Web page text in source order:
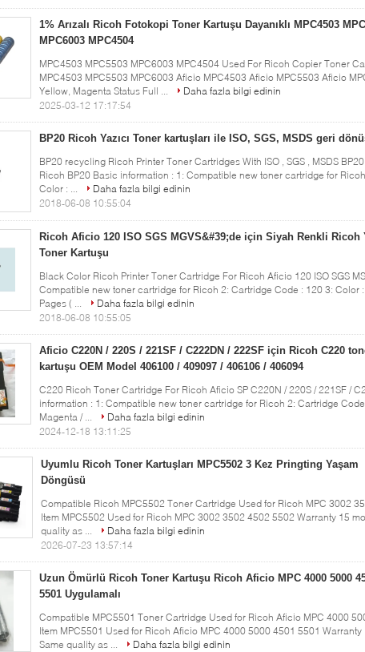
1% Arızalı Ricoh Fotokopi Toner Kartuşu Dayanıklı MPC4503
MPC6003 MPC4504
MPC4503 MPC5503 MPC6003 MPC4504 Used For Ricoh Copier Toner
MPC4503 MPC5503 MPC6003 Aficio MPC4503 Aficio MPC5503 Aficio
Yellow, Magenta Status Full ...
Daha fazla bilgi edinin
2025-03-12 17:17:54
BP20 Ricoh Yazıcı Toner kartuşları ile ISO, SGS, MSDS geri
BP20 recycling Ricoh Printer Toner Cartridges With ISO , SGS , MSDS
Ricoh BP20 Basic information : 1: Compatible new toner cartridge for
Color : ...
Daha fazla bilgi edinin
2018-06-08 10:55:04
Ricoh Aficio 120 ISO SGS MGVS&#39;de için Siyah Renkli Ricoh
Toner Kartuşu
Black Color​ Ricoh Printer Toner Cartridge For Ricoh Aficio 120 ISO SGS
Compatible new toner cartridge for Ricoh 2: Cartridge Code : 120 3: Color
Pages ( ...
Daha fazla bilgi edinin
2018-06-08 10:55:05
Aficio C220N / 220S / 221SF / C222DN / 222SF için Ricoh C220
kartuşu OEM Model 406100 / 409097 / 406106 / 406094
C220 Ricoh Toner Cartridge For Ricoh Aficio SP C220N / 220S / 221SF /
information : 1: Compatible new toner cartridge for Ricoh 2: Cartridge
Magenta / ...
Daha fazla bilgi edinin
2024-12-18 13:11:25
Uyumlu Ricoh Toner Kartuşları MPC5502 3 Kez Pringting Yaşam
Döngüsü
Compatible Ricoh MPC5502 Toner Cartridge Used for Ricoh MPC 3002
Item MPC5502 Used for Ricoh MPC 3002 3502 4502 5502 Warranty 15
quality as ...
Daha fazla bilgi edinin
2026-07-23 13:57:14
Uzun Ömürlü Ricoh Toner Kartuşu Ricoh Aficio MPC 4000 5000
5501 Uygulamalı
Compatible MPC5501 Toner Cartridge Used for Ricoh Aficio MPC 4000
Item MPC5501 Used for Ricoh Aficio MPC 4000 5000 4501 5501 Warranty
Same quality as ...
Daha fazla bilgi edinin